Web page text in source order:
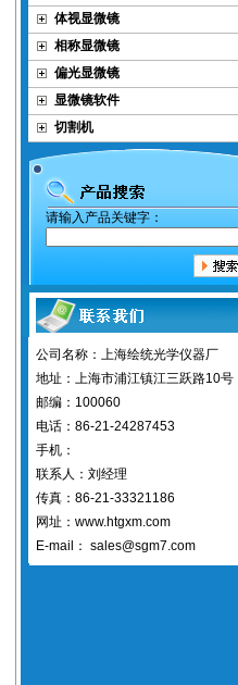
体视显微镜
相称显微镜
偏光显微镜
显微镜软件
切割机
请输入产品关键字：
公司名称：上海绘统光学仪器厂
地址：上海市浦江镇江三跃路10号
邮编：100060
电话：86-21-24287453
手机：
联系人：刘经理
传真：86-21-33321186
网址：www.htgxm.com
E-mail： sales@sgm7.com